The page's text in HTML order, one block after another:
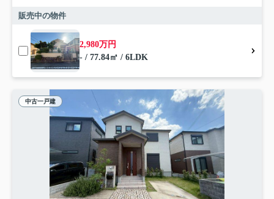
販売中の物件
2,980万円
- / 77.84㎡ / 6LDK
中古一戸建